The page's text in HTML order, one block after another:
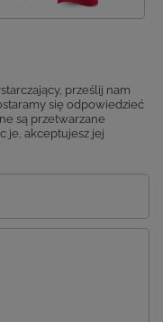
prześlij nam
się odpowiedzieć
są przetwarzane
je, akceptujesz jej